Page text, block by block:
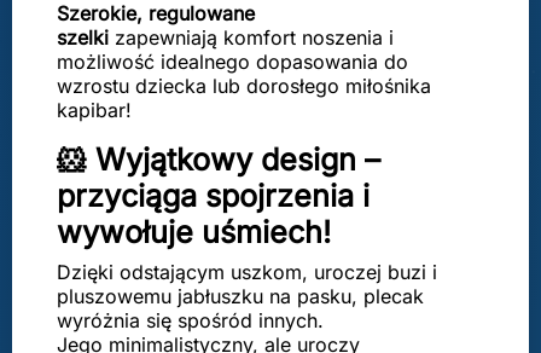
Szerokie, regulowane
szelki zapewniają komfort noszenia i
możliwość idealnego dopasowania do
wzrostu dziecka lub dorosłego miłośnika
kapibar!
🐹 Wyjątkowy design –
przyciąga spojrzenia i
wywołuje uśmiech!
Dzięki odstającym uszkom, uroczej buzi i
pluszowemu jabłuszku na pasku, plecak
wyróżnia się spośród innych.
Jego minimalistyczny, ale uroczy